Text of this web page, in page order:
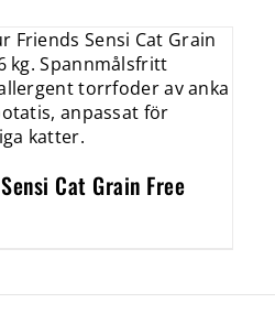
Sensi Cat Grain Free